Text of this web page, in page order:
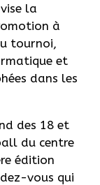
la
à
tournoi,
et
dans les
des 18 et
du centre
édition
vous qui